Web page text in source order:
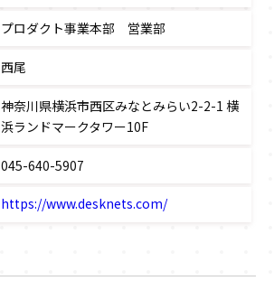
プロダクト事業本部 営業部
西尾
神奈川県横浜市西区みなとみらい2-2-1 横
浜ランドマークタワー10F
045-640-5907
https://www.desknets.com/